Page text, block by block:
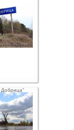
Добрица"